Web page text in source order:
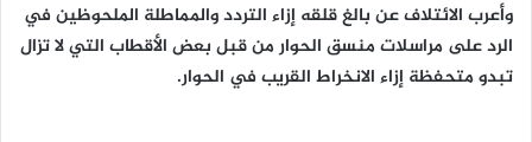
وأعرب الائتلاف عن بالغ قلقه إزاء التردد والمماطلة الملحوظين في
الرد على مراسلات منسق الحوار من قبل بعض الأقطاب التي لا تزال
تبدو متحفظة إزاء الانخراط القريب في الحوار.